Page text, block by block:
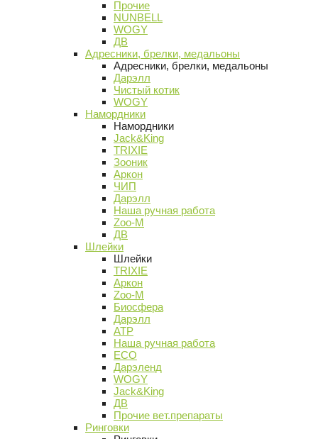
Прочие
NUNBELL
WOGY
ДВ
Адресники, брелки, медальоны
Адресники, брелки, медальоны
Дарэлл
Чистый котик
WOGY
Намордники
Намордники
Jack&King
TRIXIE
Зооник
Аркон
ЧИП
Дарэлл
Наша ручная работа
Zoo-M
ДВ
Шлейки
Шлейки
TRIXIE
Аркон
Zoo-M
Биосфера
Дарэлл
АТР
Наша ручная работа
ECO
Дарэленд
WOGY
Jack&King
ДВ
Прочие вет.препараты
Ринговки